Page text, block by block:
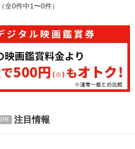
（全0件中1〜0件）
注目情報